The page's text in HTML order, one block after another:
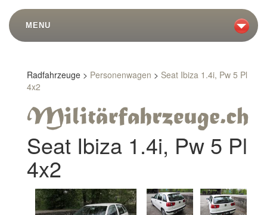
MENU
Radfahrzeuge > Personenwagen > Seat Ibiza 1.4i, Pw 5 Pl
4x2
Seat Ibiza 1.4i, Pw 5 Pl
4x2